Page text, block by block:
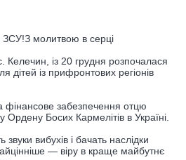
молитвою в серці
Келечин, із 20 грудня розпочалася
дітей із прифронтових регіонів
забезпечення отцю
Ордену Босих Кармелітів в Україні.
вибухів і бачать наслідки
— віру в краще майбутнє